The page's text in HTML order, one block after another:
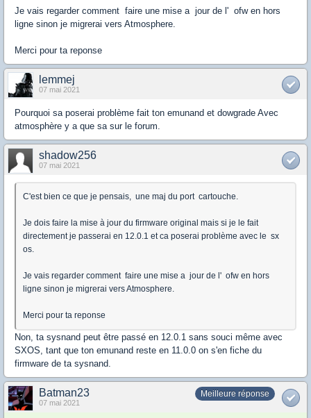
Je vais regarder comment faire une mise a jour de l' ofw en hors
ligne sinon je migrerai vers Atmosphere.
Merci pour ta reponse
lemmej
07 mai 2021
Pourquoi sa poserai problème fait ton emunand et dowgrade Avec
atmosphère y a que sa sur le forum.
shadow256
07 mai 2021
C'est bien ce que je pensais, une maj du port cartouche.
Je dois faire la mise à jour du firmware original mais si je le fait
directement je passerai en 12.0.1 et ca poserai problème avec le sx
os.
Je vais regarder comment faire une mise a jour de l' ofw en hors
ligne sinon je migrerai vers Atmosphere.
Merci pour ta reponse
Non, ta sysnand peut être passé en 12.0.1 sans souci même avec
SXOS, tant que ton emunand reste en 11.0.0 on s'en fiche du
firmware de ta sysnand.
Meilleure réponse
Batman23
07 mai 2021